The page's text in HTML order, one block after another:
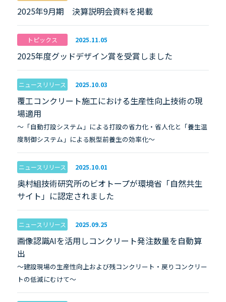
2025年9月期 決算説明会資料を掲載
トピックス 2025.11.05
2025年度グッドデザイン賞を受賞しました
ニュースリリース 2025.10.03
覆工コンクリート施工における生産性向上技術の現
場適用
～「自動打設システム」による打設の省力化・省人化と「養生温
度制御システム」による脱型前養生の効率化～
ニュースリリース 2025.10.01
奥村組技術研究所のビオトープが環境省「自然共生
サイト」に認定されました
ニュースリリース 2025.09.25
画像認識AIを活用しコンクリート発注数量を自動算
出
〜建設現場の生産性向上および残コンクリート・戻りコンクリー
トの低減にむけて～